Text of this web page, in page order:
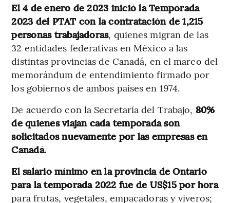
El 4 de enero de 2023 inició la Temporada
2023 del PTAT con la contratación de 1,215
personas trabajadoras, quienes migran de las
32 entidades federativas en México a las
distintas provincias de Canadá, en el marco del
memorándum de entendimiento firmado por
los gobiernos de ambos países en 1974.
De acuerdo con la Secretaría del Trabajo, 80%
de quienes viajan cada temporada son
solicitados nuevamente por las empresas en
Canadá.
El salario mínimo en la provincia de Ontario
para la temporada 2022 fue de US$15 por hora
para frutas, vegetales, empacadoras y viveros;